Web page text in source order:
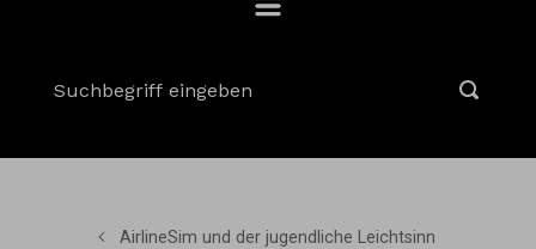
AirlineSim und der jugendliche Leichtsinn